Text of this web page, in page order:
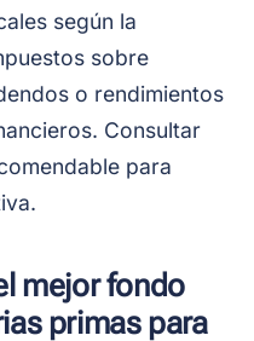
según la
sobre
o rendimientos
Consultar
para
mejor fondo
primas para